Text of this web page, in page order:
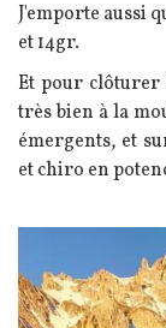
J'emporte aussi
et 14gr.
Et pour clôturer
très bien à la
émergents, et
et chiro en